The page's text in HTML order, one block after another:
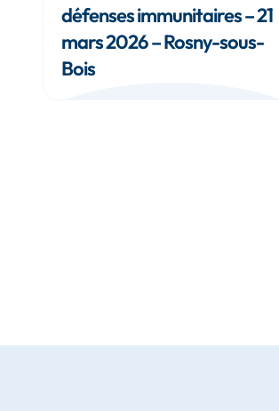
défenses immunitaires – 21
mars 2026 – Rosny-sous-
Bois